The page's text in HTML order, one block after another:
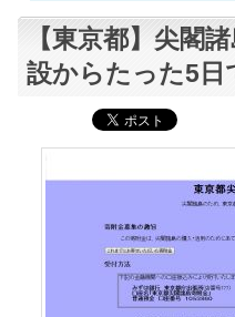
【東京都】尖閣
設からたった5日